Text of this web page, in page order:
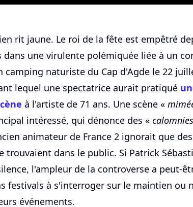
rit jaune. Le roi de la fête est empêtré
dans une virulente polémiquée liée à un
camping naturiste du Cap d'Agde le 22
lequel une spectatrice aurait pratiqué
à l'artiste de 71 ans. Une scène «
intéressé, qui dénonce des « calomnies
animateur de France 2 ignorait que
trouvaient dans le public. Si Patrick
l'ampleur de la controverse a peut-
festivals à s'interroger sur le maintien ou
événements.